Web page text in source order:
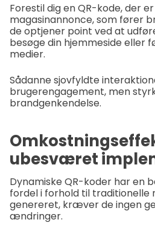
Forestil dig en QR-kode, der
magasinannonce, som fører
de optjener point ved at
besøge din hjemmeside eller
medier.
Sådanne sjovfyldte
brugerengagement, men
brandgenkendelse.
ubesværet
Dynamiske QR-koder har
fordel i forhold til traditionelle
genereret, kræver de ingen
ændringer.